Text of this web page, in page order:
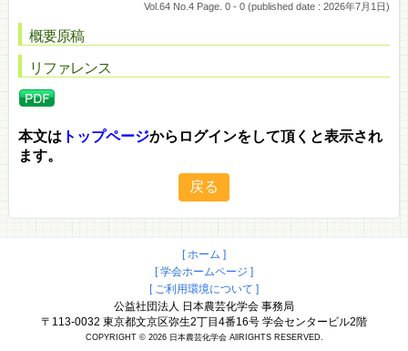
Vol.64 No.4 Page. 0 - 0 (published date : 2026年7月1日)
概要原稿
リファレンス
本文は トップページからログインをして頂くと表示され
ます。
[ ホーム ]
[ 学会ホームページ ]
[ ご利用環境について ]
公益社団法人 日本農芸化学会 事務局
〒113-0032 東京都文京区弥生2丁目4番16号 学会センタービル2階
COPYRIGHT © 2026 日本農芸化学会 AllRIGHTS RESERVED.